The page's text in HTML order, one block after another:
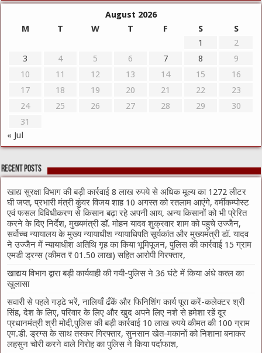
August 2026
M
T W T F S
S
1
2
3
4 5 6 7 8
9
10
11 12 13 14 15
16
17
18 19 20 21 22
23
24
25 26 27 28 29
30
31
« Jul
Recent Posts
खाद्य सुरक्षा विभाग की बड़ी कार्रवाई 8 लाख रुपये से अधिक मूल्य का 1272 लीटर
घी जप्त, प्रभारी मंत्री कुंवर विजय शाह 10 अगस्त को रतलाम आएंगे, वर्मीकम्पोस्ट
एवं फसल विविधीकरण से किसान बढ़ा रहे अपनी आय, अन्य किसानों को भी प्रेरित
करने के दिए निर्देश, मुख्यमंत्री डॉ. मोहन यादव शुक्रवार शाम को पहुचे उज्जैन,
सर्वोच्च न्यायालय के मुख्‍य न्‍यायाधीश न्यायाधिपति सूर्यकांत और मुख्यमंत्री डॉ. यादव
ने उज्जैन में न्यायाधीश अतिथि गृह का किया भूमिपूजन, पुलिस की कार्रवाई 15 ग्राम
एमडी ड्रग्स (कीमत ₹ 01.50 लाख) सहित आरोपी गिरफ्तार,
खाद्यय विभाग द्वारा बड़ी कार्यवाही की गयी-पुलिस ने 36 घंटे में किया अंधे कत्ल का
खुलासा
सवारी से पहले गड्ढे भरें, नालियाँ ढँकें और फिनिशिंग कार्य पूरा करें-कलेक्टर श्री
सिंह, देश के लिए, परिवार के लिए और खुद अपने लिए नशे से हमेशा रहें दूर
प्रधानमंत्री श्री मोदी,पुलिस की बड़ी कार्रवाई 10 लाख रुपये कीमत की 100 ग्राम
एम.डी. ड्रग्स के साथ तस्कर गिरफ्तार, सुनसान खेत-मकानों को निशाना बनाकर
लहसुन चोरी करने वाले गिरोह का पुलिस ने किया पर्दाफाश,